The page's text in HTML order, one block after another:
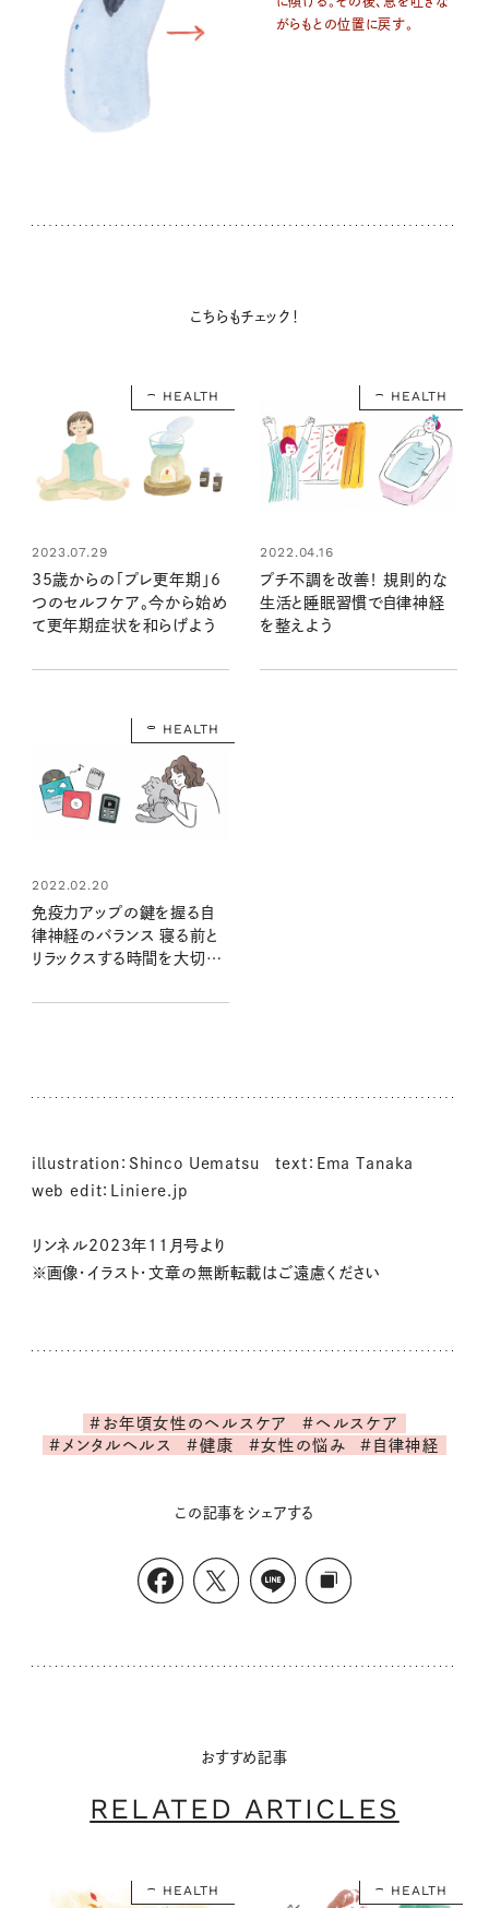
がらもとの位置に戻す。
こちらもチェック！
HEALTH
2023.07.29
35歳からの「プレ更年期」6
つのセルフケア。今から始め
て更年期症状を和らげよう
HEALTH
2022.04.16
プチ不調を改善！ 規則的な
生活と睡眠習慣で自律神経
を整えよう
HEALTH
2022.02.20
免疫力アップの鍵を握る自
律神経のバランス 寝る前と
リラックスする時間を大切
illustration：Shinco Uematsu text：Ema Tanaka
web edit：Liniere.jp
リンネル2023年11月号より
※画像・イラスト・文章の無断転載はご遠慮ください
#お年頃女性のヘルスケア
#ヘルスケア
#メンタルヘルス
#健康 #女性の悩み #自律神経
この記事をシェアする
おすすめ記事
RELATED ARTICLES
HEALTH HEALTH